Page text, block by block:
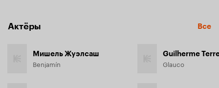
Актёры Все
Мишель Жуэлсаш
Benjamín
Guilherme
Glauco